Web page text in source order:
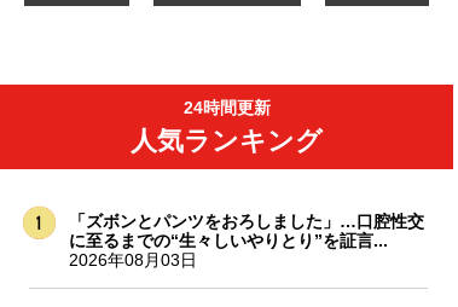
24時間更新
人気ランキング
「ズボンとパンツをおろしました」…口腔性交
に至るまでの“生々しいやりとり”を証言...
2026年08月03日